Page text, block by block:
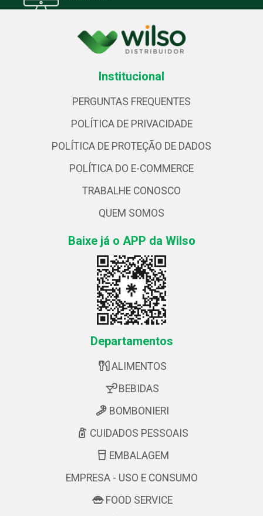
Institucional
PERGUNTAS FREQUENTES
POLÍTICA DE PRIVACIDADE
POLÍTICA DE PROTEÇÃO DE DADOS
POLÍTICA DO E-COMMERCE
TRABALHE CONOSCO
QUEM SOMOS
Baixe já o APP da Wilso
Departamentos
ALIMENTOS
BEBIDAS
BOMBONIERI
CUIDADOS PESSOAIS
EMBALAGEM
EMPRESA - USO E CONSUMO
FOOD SERVICE